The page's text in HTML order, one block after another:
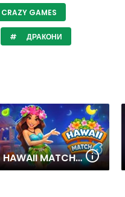
CRAZY GAMES
ДРАКОНИ
HAWAII MATCH 6